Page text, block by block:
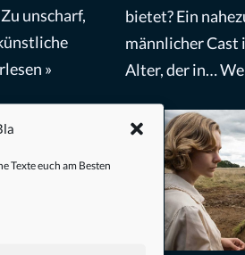
Texte euch am Besten
unscharf,
»
bietet? Ein
männlicher Cast
Alter, der in…